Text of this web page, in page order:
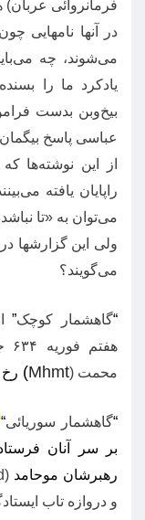
فرمانروائی عربان)
در آنها نامهایی
می‌شوند، چه
یادکرد ما را
عباسی پاسخ
از این نوشته‌ها که
راپایان یافته
می‌توان به «تا
ولی این گزارشها
می‌گویند؟
“گاهشمار کوچک”
محمت (
Mhmt
) رخ
“گاهشمار سوریائی“
بر سر آنان
رهبرشان موحامد (Muhammed)
و دروازه تاب